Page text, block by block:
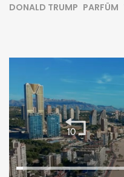
DONALD TRUMP PARFÜM